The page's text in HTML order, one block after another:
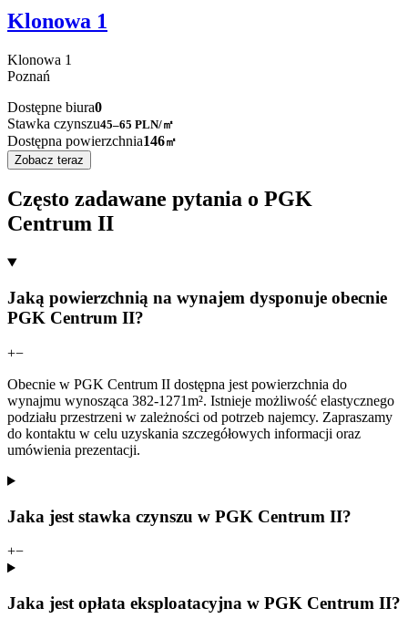
Klonowa 1
Klonowa 1
Poznań
Dostępne biura0
Stawka czynszu45–65 PLN/㎡
Dostępna powierzchnia146㎡
Zobacz teraz
Często zadawane pytania o PGK
Centrum II
Jaką powierzchnią na wynajem dysponuje obecnie
PGK Centrum II?
+−
Obecnie w PGK Centrum II dostępna jest powierzchnia do
wynajmu wynosząca 382-1271m². Istnieje możliwość elastycznego
podziału przestrzeni w zależności od potrzeb najemcy. Zapraszamy
do kontaktu w celu uzyskania szczegółowych informacji oraz
umówienia prezentacji.
Jaka jest stawka czynszu w PGK Centrum II?
+−
Jaka jest opłata eksploatacyjna w PGK Centrum II?